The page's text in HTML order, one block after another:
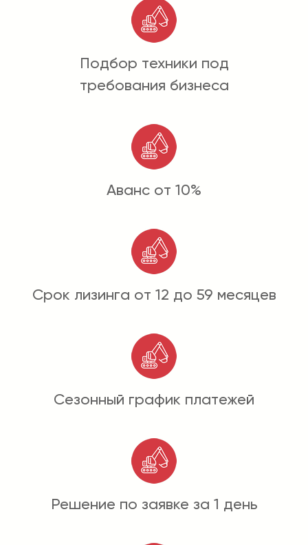
Подбор техники под
требования бизнеса
Аванс от 10%
Срок лизинга от 12 до 59 месяцев
Сезонный график платежей
Решение по заявке за 1 день